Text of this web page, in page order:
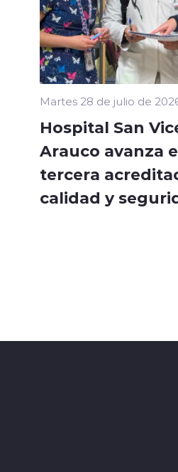
Martes 28 de julio de
Hospital San
Arauco avanza
tercera
calidad y